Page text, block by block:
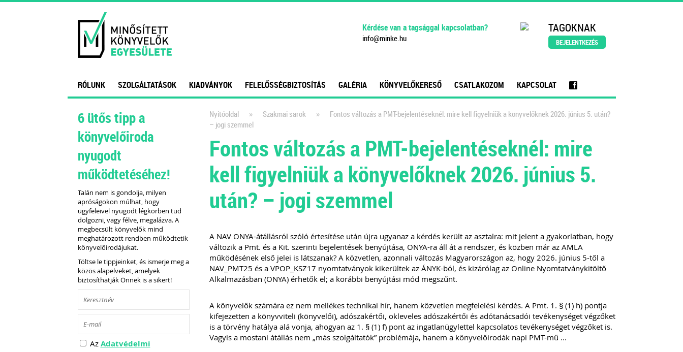
Kérdése van a tagsággal kapcsolatban?
info@minke.hu
TAGOKNAK
BEJELENTKEZÉS
RÓLUNK SZOLGÁLTATÁSOK KIADVÁNYOK FELELŐSSÉGBIZTOSÍTÁS GALÉRIA KÖNYVELŐKERESŐ CSATLAKOZOM KAPCSOLAT f
Nyitóoldal » Szakmai sarok »
Fontos változás a PMT-bejelentéseknél: mire kell figyelniük a könyvelőknek 2026. június 5. után?
– jogi szemmel
Fontos változás a PMT-bejelentéseknél: mire
kell figyelniük a könyvelőknek 2026. június 5.
után? – jogi szemmel
A NAV ONYA-átállásról szóló értesítése után újra ugyanaz a kérdés került az asztalra: mit jelent a gyakorlatban, hogy
változik a Pmt. és a Kit. szerinti bejelentések benyújtása, ONYA-ra áll át a rendszer, és közben már az AMLA
működésének első jelei is látszanak? A közvetlen, azonnali változás Magyarországon az, hogy 2026. június 5-től a
NAV_PMT25 és a VPOP_KSZ17 nyomtatványok kikerültek az ÁNYK-ból, és kizárólag az Online Nyomtatványkitöltő
Alkalmazásban (ONYA) érhetők el; a korábbi benyújtási mód megszűnt.
A könyvelők számára ez nem mellékes technikai hír, hanem közvetlen megfelelési kérdés. A Pmt. 1. § (1) h) pontja
kifejezetten a könyvviteli (könyvelői), adószakértői, okleveles adószakértői és adótanácsadói tevékenységet végzőket
is a törvény hatálya alá vonja, ahogyan az 1. § (1) f) pont az ingatlanügylettel kapcsolatos tevékenységet végzőket is.
Vagyis a mostani átállás nem „más szolgáltatók” problémája, hanem a könyvelőirodák napi PMT-mű ...
6 ütős tipp a
könyvelőiroda
nyugodt
működtetéséhez!
Talán nem is gondolja, milyen
apróságokon múlhat, hogy
ügyfeleivel nyugodt légkörben tud
dolgozni, vagy félve, megalázva. A
megbecsült könyvelők mind
meghatározott rendben működtetik
könyvelőirodájukat.
Töltse le tippjeinket, és ismerje meg a
közös alapelveket, amelyek
biztosíthatják Önnek is a sikert!
Az Adatvédelmi